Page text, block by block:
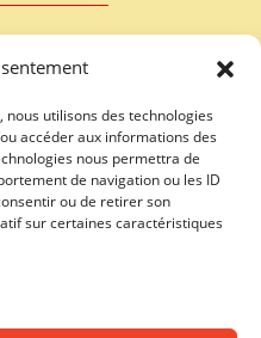
utilisons des technologies
accéder aux informations des
nous permettra de
de navigation ou les ID
ou de retirer son
sur certaines caractéristiques
10:00-18:00
09:00-18:00